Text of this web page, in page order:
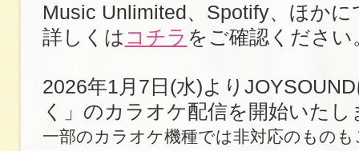
Music Unlimited、Spotify、ほかに
詳しくは コチラ をご確認ください
2026年1月7日(水)より
く」のカラオケ配信を開始いたし
一部のカラオケ機種では非対応のもの